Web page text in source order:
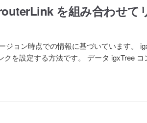
を組み合わせて
ジョン時点での情報に基づいています。
クを設定する方法です。 データ igxTree